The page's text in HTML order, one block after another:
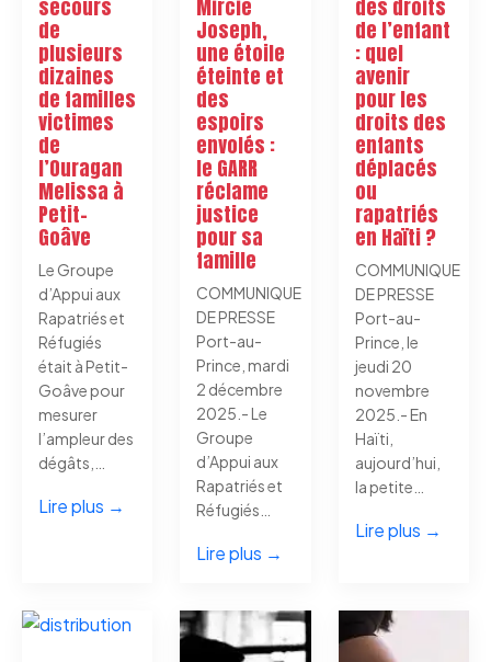
secours
de
plusieurs
dizaines
de familles
victimes
de
l’Ouragan
Melissa à
Petit-
Goâve
Le Groupe
d’Appui aux
Rapatriés et
Réfugiés
était à Petit-
Goâve pour
mesurer
l’ampleur des
dégâts,…
Lire plus →
Mircie
Joseph,
une étoile
éteinte et
des
espoirs
envolés :
le GARR
réclame
justice
pour sa
famille
COMMUNIQUE
DE PRESSE
Port-au-
Prince, mardi
2 décembre
2025.- Le
Groupe
d’Appui aux
Rapatriés et
Réfugiés…
Lire plus →
des droits
de l’enfant
: quel
avenir
pour les
droits des
enfants
déplacés
ou
rapatriés
en Haïti ?
COMMUNIQUE
DE PRESSE
Port-au-
Prince, le
jeudi 20
novembre
2025.- En
Haïti,
aujourd’hui,
la petite…
Lire plus →